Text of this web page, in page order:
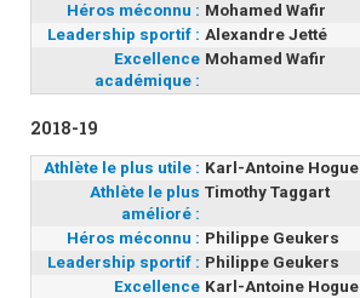
Héros méconnu : Mohamed Wafir
Leadership sportif : Alexandre Jetté
Excellence
académique :
Mohamed Wafir
2018-19
Athlète le plus utile : Karl-Antoine Hogue
Athlète le plus
amélioré :
Timothy Taggart
Héros méconnu : Philippe Geukers
Leadership sportif : Philippe Geukers
Excellence Karl-Antoine Hogue